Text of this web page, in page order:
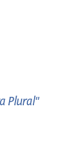
Plural"